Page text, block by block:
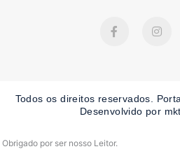
a
k
-
n
a
m
Todos os direitos reservados.
Desenvolvido por
Obrigado por ser nosso Leitor.